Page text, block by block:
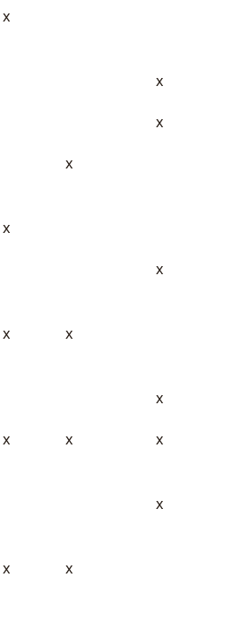
x
x
x
x
x
x
x x
x
x x x
x
x x